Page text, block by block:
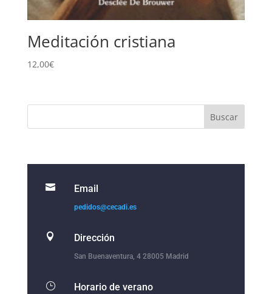
Meditación cristiana
12,00€
 Email
pedidos@cecadi.es
 Dirección
San Buenaventura, 4 28005 Madrid
} Horario de verano